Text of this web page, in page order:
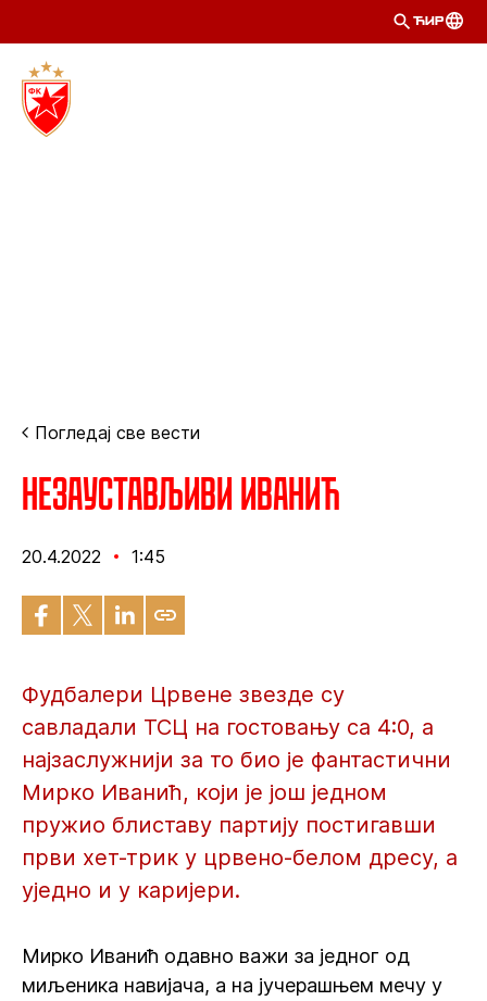
ЋИР
Погледај све вести
Незаустављиви Иванић
20.4.2022 1:45
Фудбалери Црвене звезде су
савладали ТСЦ на гостовању са 4:0, а
најзаслужнији за то био је фантастични
Мирко Иванић, који је још једном
пружио блиставу партију постигавши
први хет-трик у црвено-белом дресу, а
уједно и у каријери.
Мирко Иванић одавно важи за једног од
миљеника навијача, а на јучерашњем мечу у